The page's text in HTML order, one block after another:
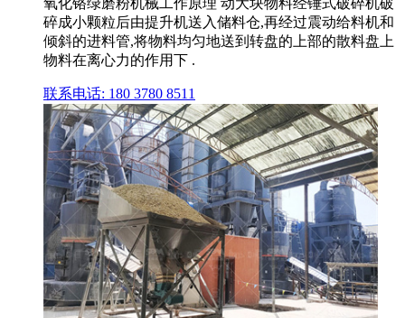
氧化铬绿磨粉机械工作原理 动大块物料经锤式破碎机破
碎成小颗粒后由提升机送入储料仓,再经过震动给料机和
倾斜的进料管,将物料均匀地送到转盘的上部的散料盘上
物料在离心力的作用下 .
联系电话: 180 3780 8511